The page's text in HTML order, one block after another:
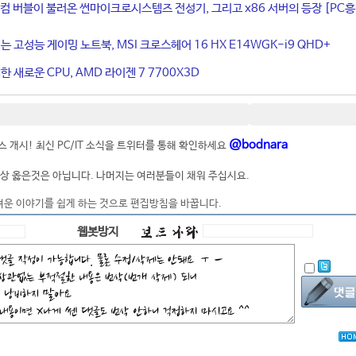
버블이 불러온 썬마이크로시스템즈 전성기, 그리고 x86 서버의 등장 [PC
고성능 게이밍 노트북, MSI 크로스헤어 16 HX E14WGK-i9 QHD+
새로운 CPU, AMD 라이젠 7 7700X3D
개시! 최신 PC/IT 소식을 트위터를 통해 확인하세요 @bodnara
옳은것은 아닙니다. 나머지는 여러분들이 채워 주십시요.
이야기를 쉽게 하는 것으로 편집방침을 바꿉니다.
웹봇방지